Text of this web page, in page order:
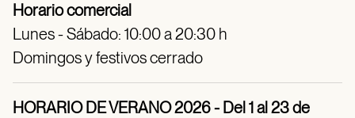
Horario comercial
Lunes - Sábado: 10:00 a 20:30 h
Domingos y festivos cerrado
HORARIO DE VERANO 2026 - Del 1 al 23 de